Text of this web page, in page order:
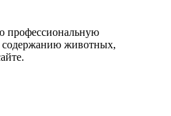
профессиональную
содержанию животных,